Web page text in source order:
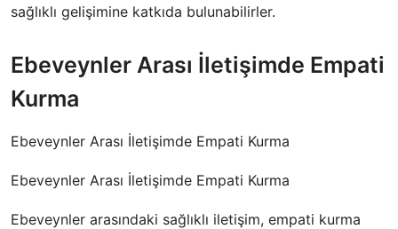
sağlıklı gelişimine katkıda bulunabilirler.
Ebeveynler Arası İletişimde Empati
Kurma
Ebeveynler Arası İletişimde Empati Kurma
Ebeveynler Arası İletişimde Empati Kurma
Ebeveynler arasındaki sağlıklı iletişim, empati kurma